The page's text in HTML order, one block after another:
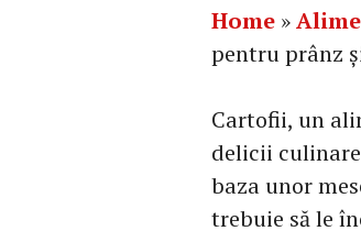
Home »
pentru prânz
Cartofii, un
delicii
baza unor
trebuie să le